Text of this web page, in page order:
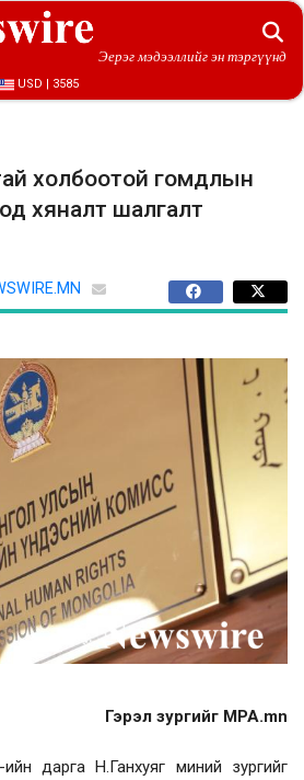
Эерэг мэдээллийг эн тэргүүнд
USD | 3585
холбоотой гомдлын
хяналт шалгалт
Гэрэл зургийг MPA.mn
дарга Н.Ганхуяг миний зургийг